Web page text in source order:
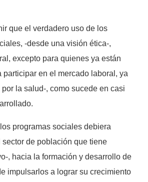
que el verdadero uso de los
-desde una visión ética-,
excepto para quienes ya están
participar en el mercado laboral, ya
la salud-, como sucede en casi
programas sociales debiera
sector de población que tiene
, hacia la formación y desarrollo de
impulsarlos a lograr su crecimiento